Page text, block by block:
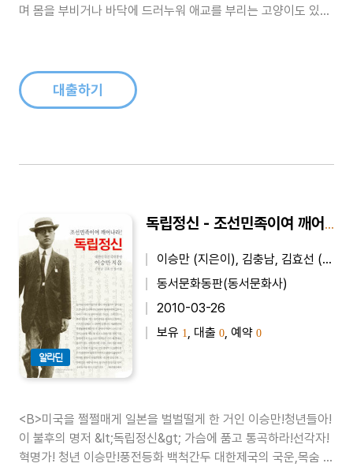
며 몸을 부비거나 바닥에 드러누워 애교를 부리는 고양이도 있다.
해 왔을까.《기..
대출하기
알라딘
독립정신 - 조선민족이여 깨어나라!
이승만 (지은이), 김충남, 김효선 (엮은이)
동서문화동판(동서문화사)
2010-03-26
보유 1 , 대출 0 , 예약 0
<B>미국을 쩔쩔매게 일본을 벌벌떨게 한 거인 이승만!청년들아!
이 불후의 명저 &lt;독립정신&gt; 가슴에 품고 통곡하라!선각자!
혁명가! 청년 이승만!풍전등화 백척간두 대한제국의 국운,목숨 걸